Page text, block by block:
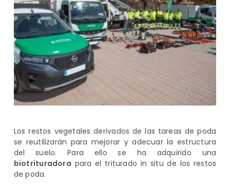
Los restos vegetales derivados de las tareas de poda
se reutilizarán para mejorar y adecuar la estructura
del suelo. Para ello se ha adquirido una
biotrituradora para el triturado in situ de los restos
de poda.